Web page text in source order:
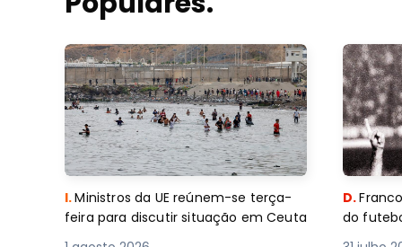
I.Ministros da UE reúnem-se terça-
feira para discutir situação em Ceuta
D.
do